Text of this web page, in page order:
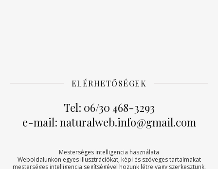
ELÉRHETŐSÉGEK
Tel: 06/30 468-3293
e-mail: naturalweb.info@gmail.com
Mesterséges intelligencia használata
Weboldalunkon egyes illusztrációkat, képi és szöveges tartalmakat
mesterséges intelligencia segítségével hozunk létre vagy szerkesztünk.